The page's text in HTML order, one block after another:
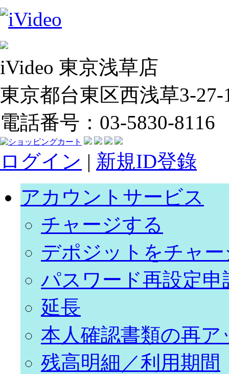
iVideo 東京浅草店
東京都台東区西浅草3-27-
電話番号：03-5830-8116
ログイン | 新規ID登錄
アカウントサービス
チャージする
デポジットをチャ
パスワード再設定申
延長
本人確認書類の再ア
残高明細／利用期間